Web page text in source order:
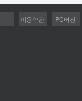
이용약관 PC버전